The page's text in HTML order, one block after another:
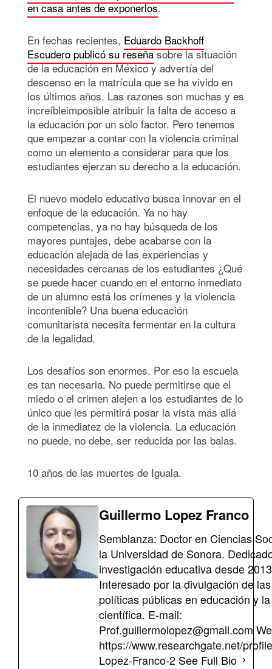
en casa antes de exponerlos.
En fechas recientes, Eduardo Backhoff
Escudero publicó su reseñasobre la situación
de la educación en México y advertía del
descenso en la matrícula que se ha vivido en
los últimos años. Las razones son muchas y es
increíbleimposible atribuir la falta de acceso a
la educación por un solo factor. Pero tenemos
que empezar a contar con la violencia criminal
como un elemento a considerar para que los
estudiantes ejerzan su derecho a la educación.
El nuevo modelo educativo busca innovar en el
enfoque de la educación. Ya no hay
competencias, ya no hay búsqueda de los
mayores puntajes, debe acabarse con la
educación alejada de las experiencias y
necesidades cercanas de los estudiantes ¿Qué
se puede hacer cuando en el entorno inmediato
de un alumno está los crímenes y la violencia
incontenible? Una buena educación
comunitarista necesita fermentar en la cultura
de la legalidad.
Los desafíos son enormes. Por eso la escuela
es tan necesaria. No puede permitirse que el
miedo o el crimen alejen a los estudiantes de lo
único que les permitirá posar la vista más allá
de la inmediatez de la violencia. La educación
no puede, no debe, ser reducida por las balas.
10 años de las muertes de Iguala.
Guillermo Lopez Franco
Semblanza: Doctor en Ciencias
la Universidad de Sonora.
investigación educativa desde
Interesado por la divulgación de
políticas públicas en educación y
científica. E-mail:
Prof.guillermolopez@gmail.com
https://www.researchgate.net/
Lopez-Franco-2 See Full Bio